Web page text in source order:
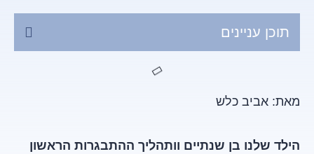
תוכן עניינים
מאת: אביב כלש
הילד שלנו בן שנתיים וותהליך ההתבגרות הראשון